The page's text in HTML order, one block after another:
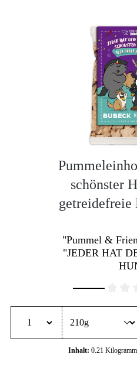
schönster
getreidefreie
"Pummel &
"JEDER HAT
Inhalt: 0.21 Kilogramm
Durchschnittliche